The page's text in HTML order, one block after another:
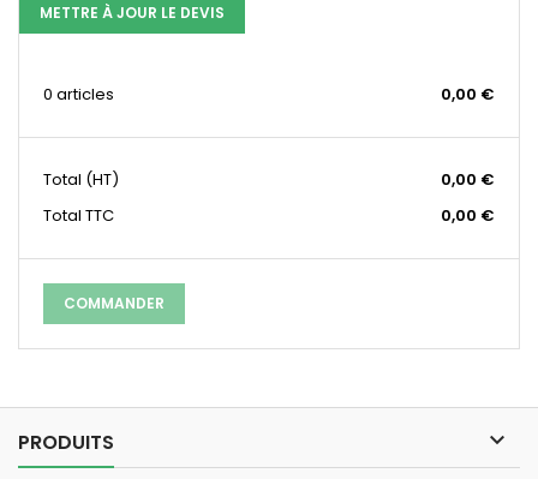
METTRE À JOUR LE DEVIS
0 articles 0,00 €
Total (HT)
0,00 €
Total TTC
0,00 €
COMMANDER
PRODUITS 